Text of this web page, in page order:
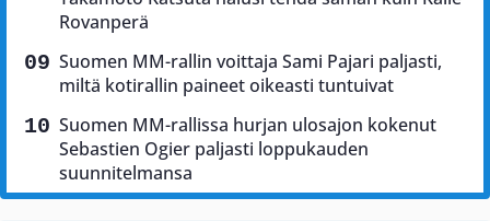
Rovanperä
Suomen MM-rallin voittaja Sami Pajari paljasti,
miltä kotirallin paineet oikeasti tuntuivat
Suomen MM-rallissa hurjan ulosajon kokenut
Sebastien Ogier paljasti loppukauden
suunnitelmansa